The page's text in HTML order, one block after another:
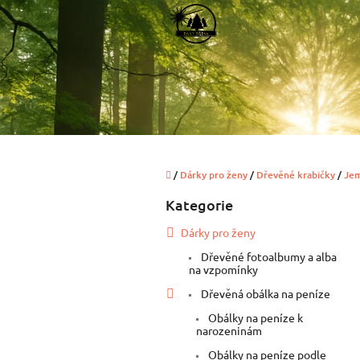
Přejít
na
obsah
Domů
/ Dárky pro ženy/ Dřevěné krabičky/
Přeskočit
Kategorie
Dárky pro ženy
Dřevěné fotoalbumy a alba
na vzpomínky
Dřevěná obálka na peníze
Obálky na peníze k
narozeninám
Obálky na peníze podle